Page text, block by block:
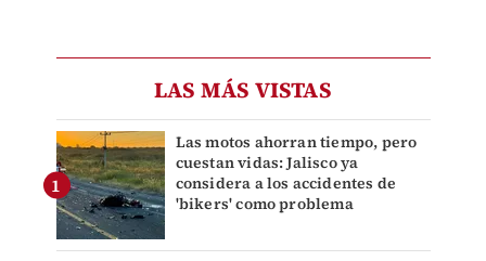
LAS MÁS VISTAS
Las motos ahorran tiempo, pero
cuestan vidas: Jalisco ya
considera a los accidentes de
'bikers' como problema